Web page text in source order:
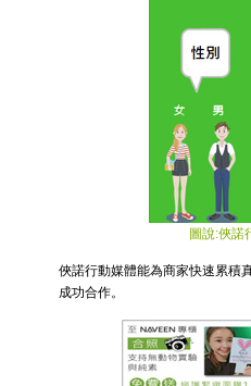
圖說:俠諾
俠諾行動媒體能為商家快速累積
成功合作。